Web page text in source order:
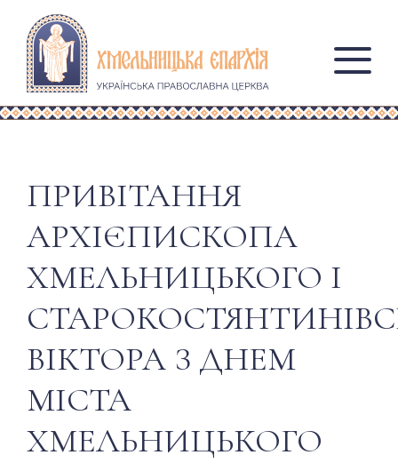
ПРИВІТАННЯ
АРХІЄПИСКОПА
ХМЕЛЬНИЦЬКОГО І
ВІКТОРА З ДНЕМ
МІСТА
ХМЕЛЬНИЦЬКОГО